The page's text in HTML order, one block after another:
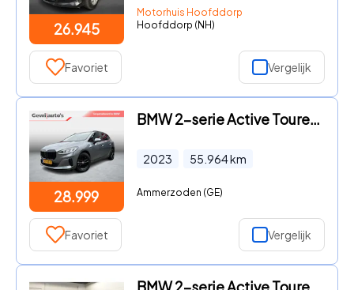
26.945
Motorhuis Hoofddorp
Hoofddorp (NH)
Favoriet Vergelijk
28.999
BMW 2-serie Active Tourer - 225e xDrive
2023 55.964km
Ammerzoden (GE)
Favoriet Vergelijk
BMW 2-serie Active Tourer - 218i Trekhaak | Camera | Dealerauto | Carplay | 218